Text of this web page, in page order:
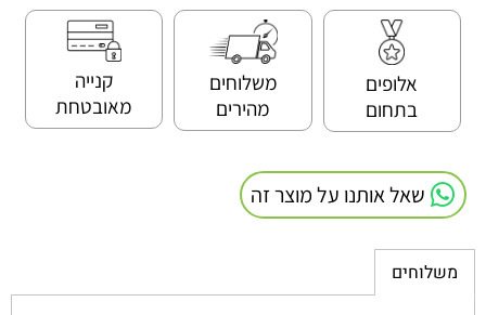
אלופים
בתחום
משלוחים
מהירים
קנייה
מאובטחת
שאל אותנו על מוצר זה
משלוחים